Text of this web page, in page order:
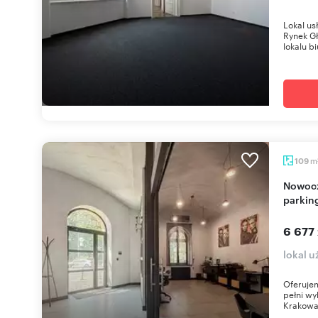
Lokal
Rynek
lokalu
109 m
Nowoczesne biuro 109 m² w Krakowie z
6 677
lokal
pełni